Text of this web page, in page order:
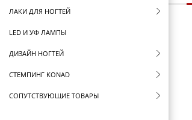
ЛАКИ ДЛЯ НОГТЕЙ
LED И УФ ЛАМПЫ
ДИЗАЙН НОГТЕЙ
СТЕМПИНГ KONAD
СОПУТСТВУЮЩИЕ ТОВАРЫ